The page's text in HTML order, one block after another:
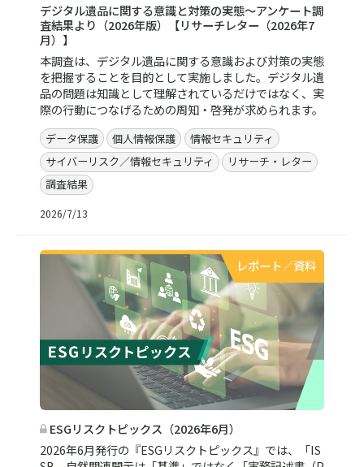
デジタル遺品に関する意識と対策の実態～アンケート調
査結果より（2026年版）【リサーチレター（2026年7
月）】
本調査は、デジタル遺品に関する意識および対策の実態
を把握することを目的として実施しました。デジタル遺
品の問題は知識として理解されているだけではなく、実
際の行動につなげるための周知・啓発が求められます。
データ保護 個人情報保護
情報セキュリティ
サイバーリスク／情報セキュリティ
リサーチ・レター
調査結果
2026/7/13
レポート／資料
ESGリスクトピックス（2026年6月）
2026年6月発行の『ESGリスクトピックス』では、「IS